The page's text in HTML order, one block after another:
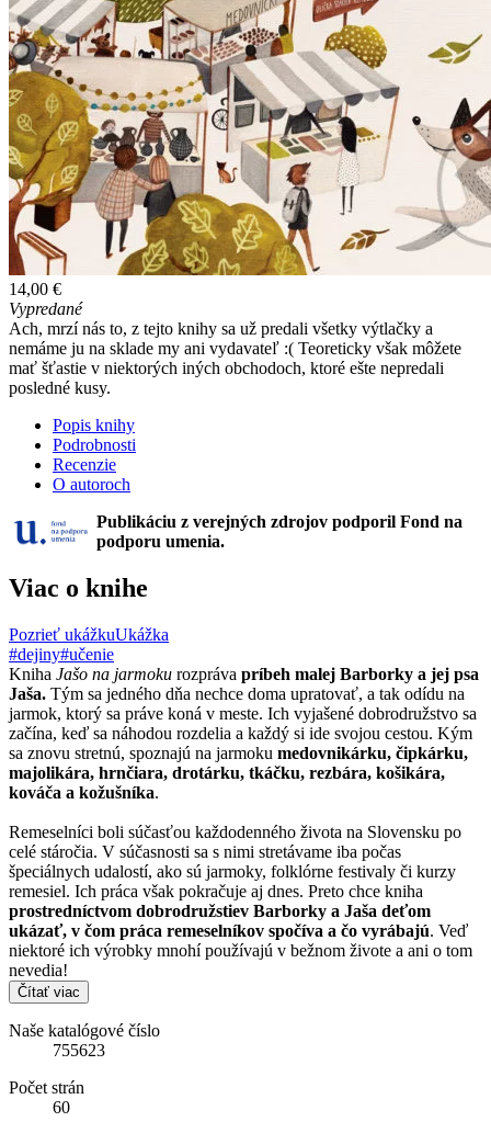
14,00 €
Vypredané
Ach, mrzí nás to, z tejto knihy sa už predali všetky výtlačky a
nemáme ju na sklade my ani vydavateľ :( Teoreticky však môžete
mať šťastie v niektorých iných obchodoch, ktoré ešte nepredali
posledné kusy.
Popis knihy
Podrobnosti
Recenzie
O autoroch
Publikáciu z verejných zdrojov podporil Fond na
podporu umenia.
Viac o knihe
Pozrieť ukážkuUkážka
#dejiny#učenie
Kniha Jašo na jarmoku rozpráva príbeh malej Barborky a jej psa
Jaša. Tým sa jedného dňa nechce doma upratovať, a tak odídu na
jarmok, ktorý sa práve koná v meste. Ich vyjašené dobrodružstvo sa
začína, keď sa náhodou rozdelia a každý si ide svojou cestou. Kým
sa znovu stretnú, spoznajú na jarmoku medovnikárku, čipkárku,
majolikára, hrnčiara, drotárku, tkáčku, rezbára, košikára,
kováča a kožušníka.
Remeselníci boli súčasťou každodenného života na Slovensku po
celé stáročia. V súčasnosti sa s nimi stretávame iba počas
špeciálnych udalostí, ako sú jarmoky, folklórne festivaly či kurzy
remesiel. Ich práca však pokračuje aj dnes. Preto chce kniha
prostredníctvom dobrodružstiev Barborky a Jaša deťom
ukázať, v čom práca remeselníkov spočíva a čo vyrábajú. Veď
niektoré ich výrobky mnohí používajú v bežnom živote a ani o tom
nevedia!
Čítať viac
Naše katalógové číslo
755623
Počet strán
60